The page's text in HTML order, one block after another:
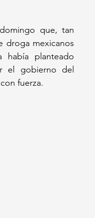
que, tan
droga mexicanos
había planteado
el gobierno del
fuerza.